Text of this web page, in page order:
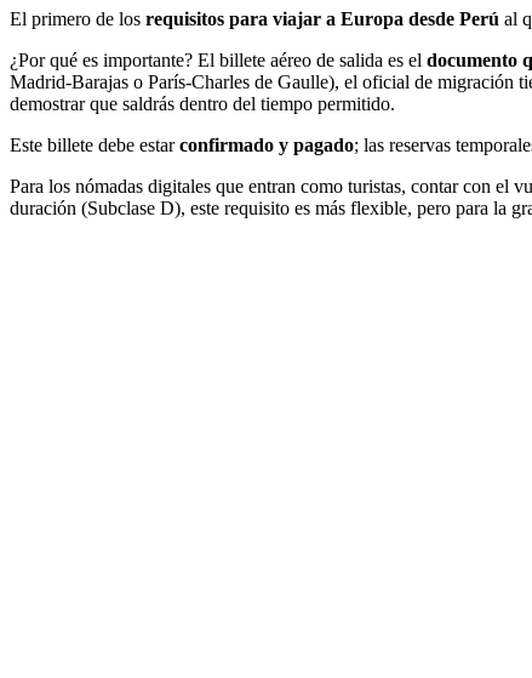
El primero de los requisitos para viajar a Europa desde Perú al
¿Por qué es importante? El billete aéreo de salida es el documento
Madrid-Barajas o París-Charles de Gaulle), el oficial de migración
demostrar que saldrás dentro del tiempo permitido.
Este billete debe estarconfirmado y pagado; las reservas
Para los nómadas digitales que entran como turistas, contar con el
duración (Subclase D), este requisito es más flexible, pero para la